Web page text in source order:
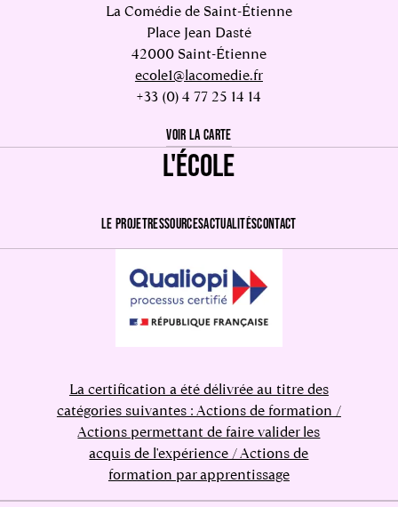
La Comédie de Saint-Étienne
Place Jean Dasté
42000 Saint-Étienne
ecole1@lacomedie.fr
+33 (0) 4 77 25 14 14
VOIR LA CARTE
L'ÉCOLE
LE PROJETRESSOURCESACTUALITÉSCONTACT
La certification a été délivrée au titre des
catégories suivantes : Actions de formation /
Actions permettant de faire valider les
acquis de l'expérience / Actions de
formation par apprentissage